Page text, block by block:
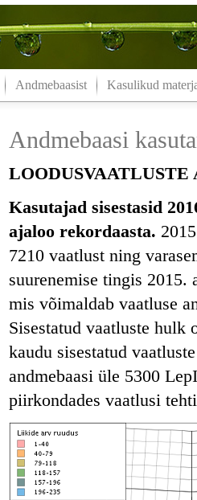
Andmebaasist Kasulikud
Andmebaasi
Kasutajad sisestasid
ajaloo rekordaasta.
7210 vaatlust ning
suurenemise tingis 2015.
mis võimaldab vaatluse
Sisestatud vaatluste hulk
kaudu sisestatud
andmebaasi üle 5300
piirkondades vaatlusi